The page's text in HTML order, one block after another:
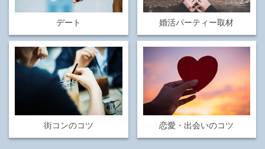
デート 婚活パーティー取材
街コンのコツ 恋愛・出会いのコツ